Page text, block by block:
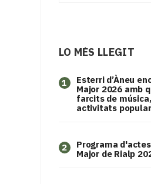
LO MÉS LLEGIT
1
Esterri d’Àneu
Major 2026 amb
farcits de
activitats
2
Programa
Major de Rialp